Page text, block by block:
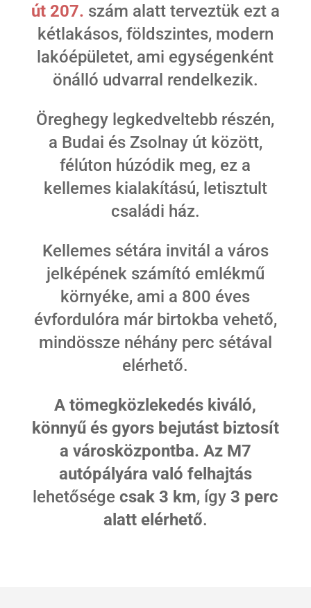
út 207. szám alatt terveztük ezt a
kétlakásos, földszintes, modern
lakóépületet, ami egységenként
önálló udvarral rendelkezik.
Öreghegy legkedveltebb részén,
a Budai és Zsolnay út között,
félúton húzódik meg, ez a
kellemes kialakítású, letisztult
családi ház.
Kellemes sétára invitál a város
jelképének számító emlékmű
környéke, ami a 800 éves
évfordulóra már birtokba vehető,
mindössze néhány perc sétával
elérhető.
A tömegközlekedés kiváló,
könnyű és gyors bejutást biztosít
a városközpontba. Az M7
autópályára való felhajtás
lehetősége csak 3 km, így 3 perc
alatt elérhető.